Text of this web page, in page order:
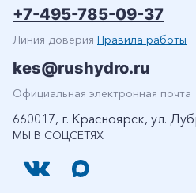
МЫ В СОЦСЕТЯХ
+7-495-785-09-37
Линия доверия Правила работы
kes@rushydro.ru
Официальная электронная почта
660017, г. Красноярск, ул.